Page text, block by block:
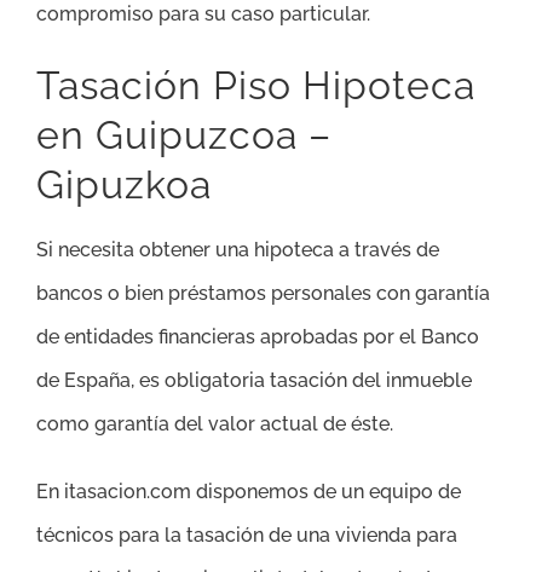
compromiso para su caso particular.
Tasación Piso Hipoteca
en Guipuzcoa –
Gipuzkoa
Si necesita obtener una hipoteca a través de
bancos o bien préstamos personales con garantía
de entidades financieras aprobadas por el Banco
de España, es obligatoria tasación del inmueble
como garantía del valor actual de éste.
En itasacion.com disponemos de un equipo de
técnicos para la tasación de una vivienda para